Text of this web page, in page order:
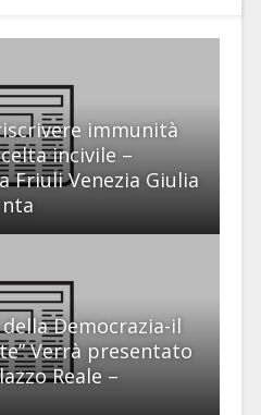
immunità
incivile –
Friuli Venezia Giulia
del­la De­mo­cra­zia-il
Ver­rà pre­sen­ta­to
Rea­le –